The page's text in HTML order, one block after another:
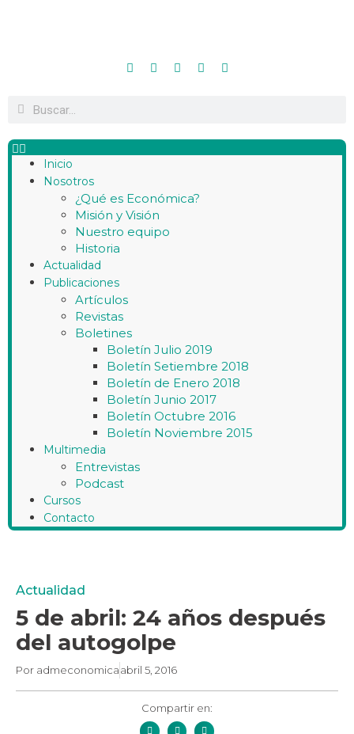
Inicio
Nosotros
¿Qué es Económica?
Misión y Visión
Nuestro equipo
Historia
Actualidad
Publicaciones
Artículos
Revistas
Boletines
Boletín Julio 2019
Boletín Setiembre 2018
Boletín de Enero 2018
Boletín Junio 2017
Boletín Octubre 2016
Boletín Noviembre 2015
Multimedia
Entrevistas
Podcast
Cursos
Contacto
Actualidad
5 de abril: 24 años después
del autogolpe
Por admeconomicaabril 5, 2016
Compartir en: